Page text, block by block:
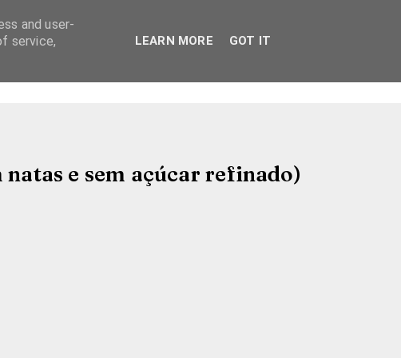
natas e sem açúcar refinado)
and user-
service,
LEARN MORE GOT IT